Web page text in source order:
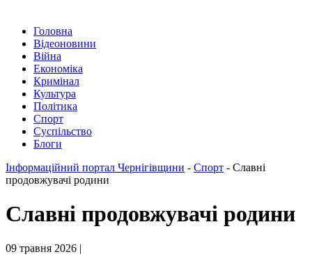
Головна
Відеоновини
Війна
Економіка
Кримінал
Культура
Політика
Спорт
Суспільство
Блоги
Інформаційний портал Чернігівщини - Спорт - Славні
продовжувачі родини
Славні продовжувачі родини
09 травня 2026 |